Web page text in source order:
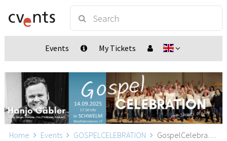
Events My Tickets
Home Events GOSPELCELEBRATION GospelCelebration, Schwelm